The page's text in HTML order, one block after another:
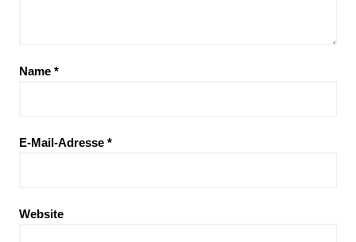
Name *
E-Mail-Adresse *
Website